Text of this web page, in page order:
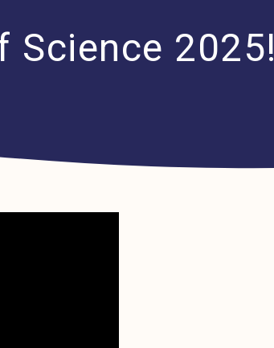
Science 2025!